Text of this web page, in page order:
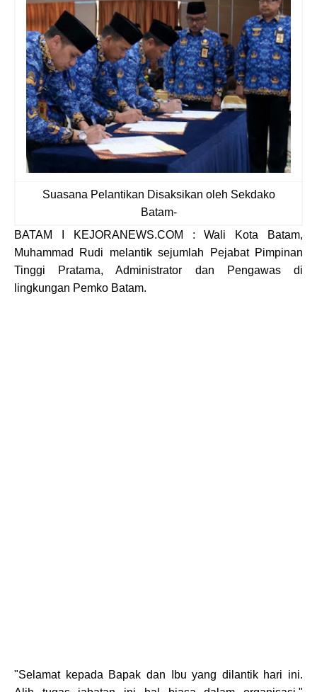
Suasana Pelantikan Disaksikan oleh Sekdako
Batam-
BATAM I KEJORANEWS.COM : Wali Kota Batam,
Muhammad Rudi melantik sejumlah Pejabat Pimpinan
Tinggi Pratama, Administrator dan Pengawas di
lingkungan Pemko Batam.
"Selamat kepada Bapak dan Ibu yang dilantik hari ini.